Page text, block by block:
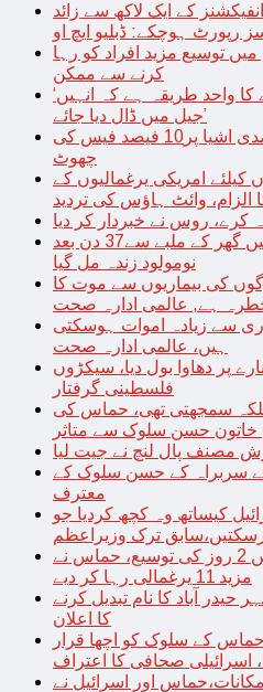
کے ایک لاکھ سے زائد
رپورٹ ہوچکے: ڈبلیو ایچ او
توسیع مزید افراد کو رہا
کرنے سے ممکن
‘ججوں پر ٹرمپ کے حملے روکنے کا واحد طریقہ ہے کہ انہیں
جیل میں ڈال دیا جائے’
افغان ٹرانزٹ ٹریڈ کی درآمدی اشیا پر10 فیصد فیس کی
چھوٹ
کیلئے امریکی یرغمالیوں کے
الزام، وائٹ ہاؤس کی تردید
کرے، روس نے خبردار کر دیا
جسے اللہ رکھے؛ غزہ میں گھر کے ملبے سے37 دن بعد
نومولود زندہ مل گیا
کی بیماریوں سے موت کا
ہے, عالمی ادارہ صحت
سے زیادہ اموات ہوسکتی
ہیں، عالمی ادارہ صحت
پر دھاوا بول دیا، سیکڑوں
فلسطینی گرفتار
سمجھتی تھی، حماس کی
خاتون حسن سلوک سے متاثر
سربراہ کے حسن سلوک کے
معترف
کیساتھ وہ کچھ کردیا جو
ترک وزیراعظم
اسرائیل و حماس جنگ بندی میں 2 روز کی توسیع، حماس نے
مزید 11 یرغمالی رہا کر دیے
حیدر آباد کا نام تبدیل کرنے
کا اعلان
حماس کے سلوک کو اچھا قرار
اسرائیلی صحافی کا اعتراف
اور اسرائیل نے